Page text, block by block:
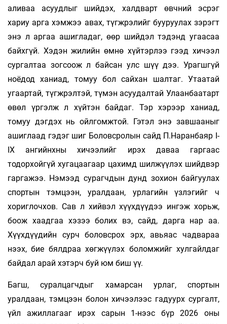
аливаа асуудлыг шийдэх, халдварт өвчний эсрэг
хариу арга хэмжээ авах, түгжрэлийг бууруулах зэрэгт
энэ л аргаа ашигладаг, өөр шийдэл тэдэнд угаасаа
байхгүй. Хэдэн жилийн өмнө хүйтэрлээ гээд хичээл
сургалтаа зогсоож л байсан улс шүү дээ. Урагшгүй
ноёдод ханиад, томуу бол сайхан шалтаг. Утаатай
угаартай, түгжрэлтэй, түмэн асуудалтай Улаанбаатарт
өвөл үргэлж л хүйтэн байдаг. Тэр хэрээр ханиад,
томуу дэгдэх нь ойлгомжтой. Гэтэл энэ завшааныг
ашиглаад гэдэг шиг Боловсролын сайд П.Наранбаяр I-
IX ангийнхны хичээлийг ирэх даваа гаргаас
тодорхойгүй хугацаагаар цахимд шилжүүлэх шийдвэр
гаргажээ. Нэмээд сурагчдын дунд зохион байгуулах
спортын тэмцээн, уралдаан, урлагийн үзлэгийг ч
хориглочхов. Сав л хийвэл хүүхдүүдээ ингэж хорьж,
боож хаадгаа хэзээ болих вэ, сайд, дарга нар аа.
Хүүхдүүдийн сурч боловсрох эрх, авьяас чадвараа
нээх, бие бялдраа хөгжүүлэх боломжийг хулгайлдаг
байдал арай хэтэрч буй юм биш үү.
Багш, суралцагчдыг хамарсан урлаг, спортын
уралдаан, тэмцээн болон хичээлээс гадуурх сургалт,
үйл ажиллагааг ирэх сарын 1-нээс бүр 2026 оны